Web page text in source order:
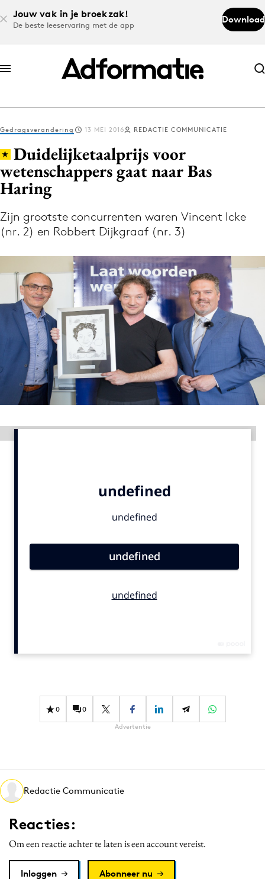
Jouw vak in je broekzak!
De beste leeservaring met de app
Download
Abonneer nu
Abonneer nu
Log in
Download de app
Volg het laatste nieuws via de Adformatie
Nieuws app
Menu
Home
9 sept: GenAI-training
12 nov: MarketingLive!
Adverteren
Events
Opleidingen
Vacatures
Bureaus
Effectiviteit
Interne communicatie
Martech
Merkstrategie
PR
Programmatic
Gedragsverandering 13 MEI 2016 REDACTIE COMMUNICATIE
Duidelijketaalprijs voor
wetenschappers gaat naar Bas
Haring
Zijn grootste concurrenten waren Vincent Icke
(nr. 2) en Robbert Dijkgraaf (nr. 3)
0 0
Advertentie
Redactie Communicatie
Reacties:
Om een reactie achter te laten is een account vereist.
Inloggen Abonneer nu